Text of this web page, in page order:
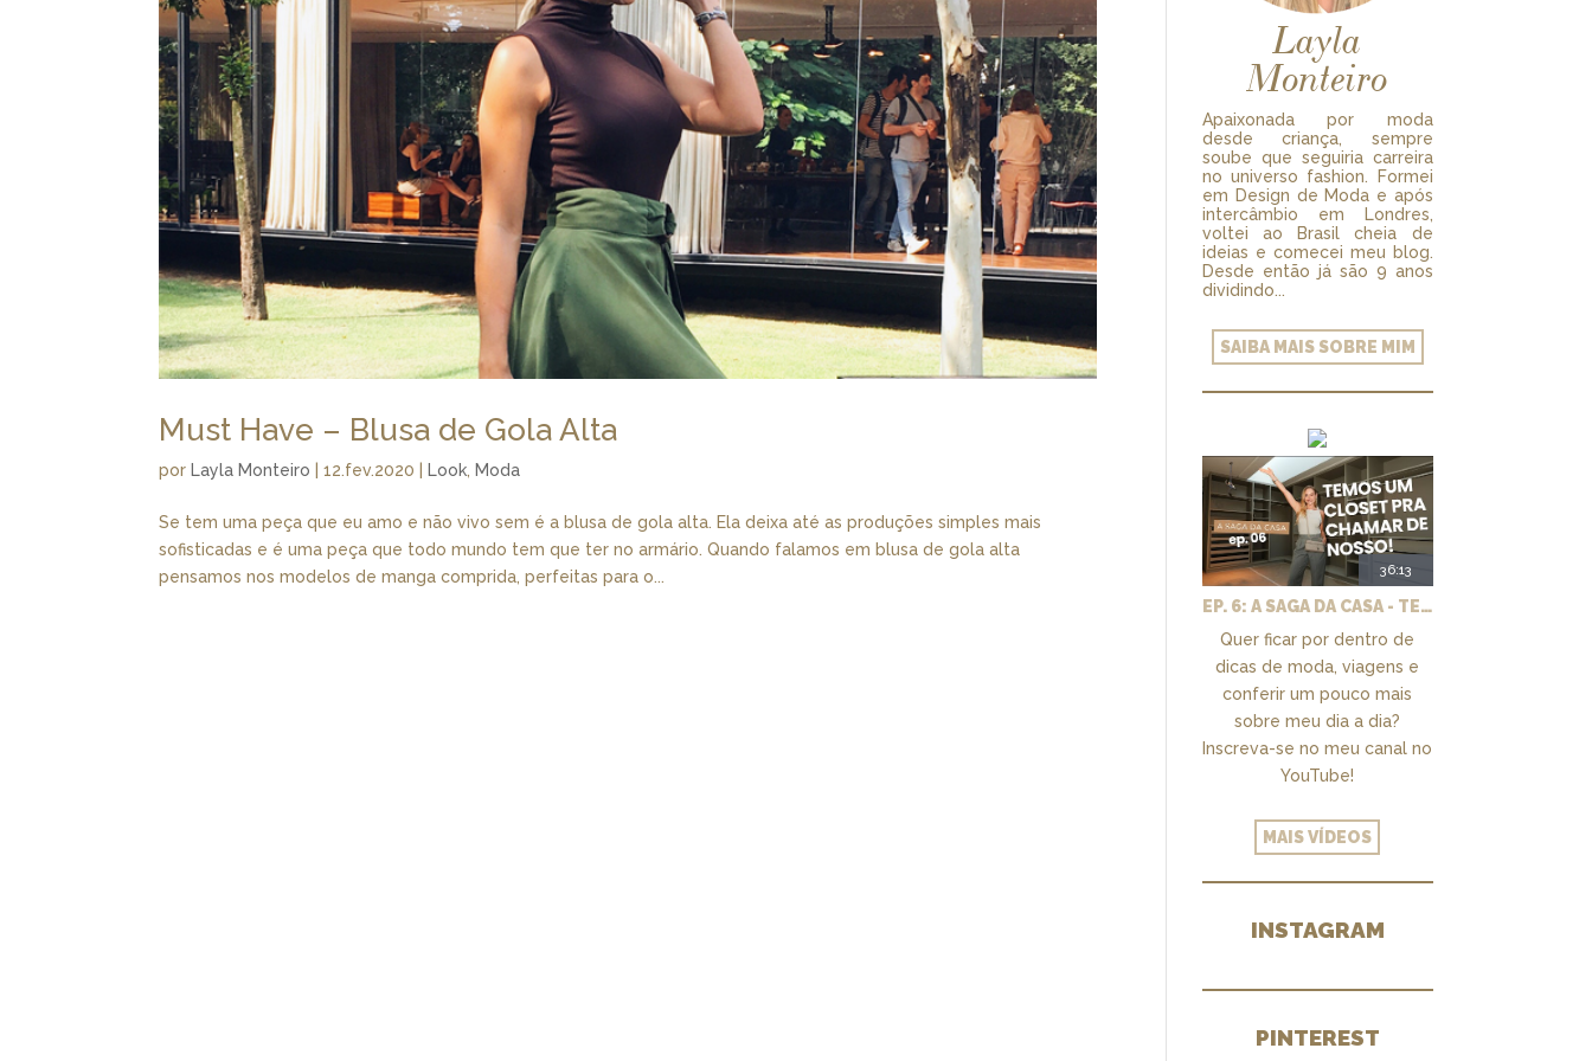
Must Have – Blusa de Gola Alta
porLayla Monteiro |12.fev.2020 |Look,Moda
Se tem uma peça que eu amo e não vivo sem é a blusa de gola alta. Ela deixa até as produções simples mais
sofisticadas e é uma peça que todo mundo tem que ter no armário. Quando falamos em blusa de gola alta
pensamos nos modelos de manga comprida, perfeitas para o...
Layla
Monteiro
Apaixonada por moda
desde criança, sempre
soube que seguiria carreira
no universo fashion. Formei
em Design de Moda e após
intercâmbio em Londres,
voltei ao Brasil cheia de
ideias e comecei meu blog.
Desde então já são 9 anos
dividindo...
SAIBA MAIS SOBRE MIM
36:13
EP. 6: A SAGA DA CASA - TEMOS UM CLOSET PRA CHAMAR DE NOSSO + MARCENARIA E PAISAGISMO
Quer ficar por dentro de
dicas de moda, viagens e
conferir um pouco mais
sobre meu dia a dia?
Inscreva-se no meu canal no
YouTube!
MAIS VÍDEOS
INSTAGRAM
PINTEREST